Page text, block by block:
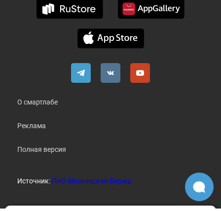
О смартлабе
Реклама
Полная версия
Источник: ПАО Московская Биржа